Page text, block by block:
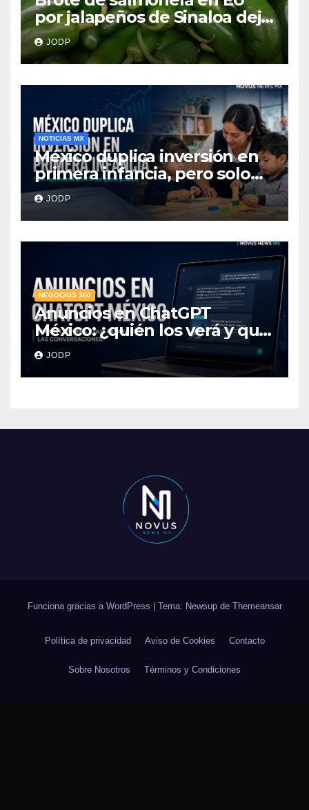
por jalapeños de Sinaloa deja
345 enfermos y 36
hospitalizados
JODP
NOTICIAS MX
México duplica inversión en
primera infancia, pero solo
destina 2.53% del gasto
público
JODP
NEGOCIOS 360
Anuncios en ChatGPT
México: ¿quién los verá y qué
pasará con las
conversaciones?
JODP
Funciona gracias a WordPress Tema: Newsup de Themeansar
Política de privacidad Aviso de Cookies Contacto
Sobre Nosotros Términos y Condiciones